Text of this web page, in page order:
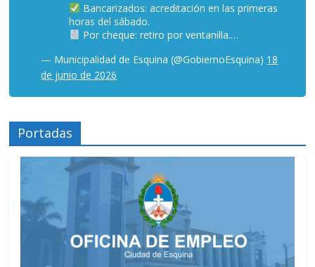
Bancarizados: acreditación en las primeras
horas del sábado.
Por cheque: retiro por ventanilla.…
— Municipalidad de Esquina (@GobiernoEsquina) 18
de junio de 2026
Portadas